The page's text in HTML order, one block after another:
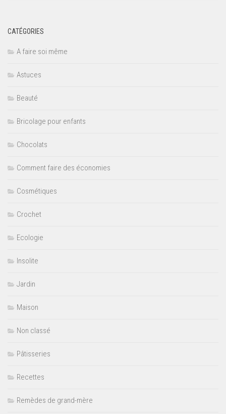
CATÉGORIES
A faire soi même
Astuces
Beauté
Bricolage pour enfants
Chocolats
Comment faire des économies
Cosmétiques
Crochet
Ecologie
Insolite
Jardin
Maison
Non classé
Pâtisseries
Recettes
Remèdes de grand-mère